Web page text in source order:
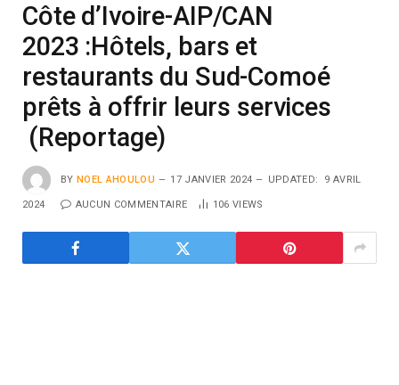
Côte d’Ivoire-AIP/CAN
2023 :Hôtels, bars et
restaurants du Sud-Comoé
prêts à offrir leurs services
(Reportage)
BY NOEL AHOULOU 17 JANVIER 2024 UPDATED: 9 AVRIL
2024 AUCUN COMMENTAIRE 106 VIEWS